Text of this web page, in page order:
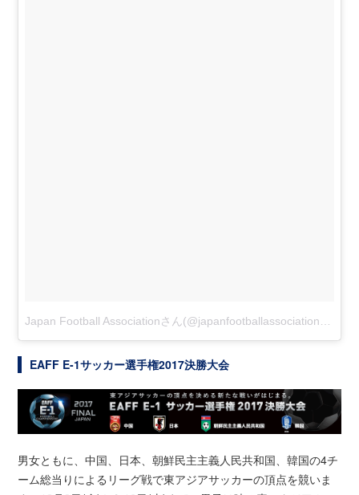
EAFF E-1サッカー選手権2017決勝大会
男女ともに、中国、日本、朝鮮民主主義人民共和国、韓国の4チ
ーム総当りによるリーグ戦で東アジアサッカーの頂点を競いま